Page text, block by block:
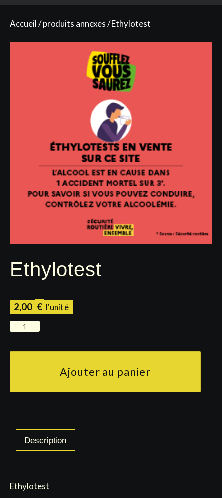
Accueil/produits annexes/ Ethylotest
Ethylotest
2,00 €
quantité
Ethylotest
Ajouter au panier
Description
Ethylotest